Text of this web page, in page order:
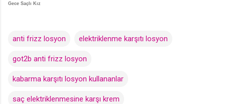
Gece Saçlı Kız
anti frizz losyon elektriklenme karşıtı losyon
got2b anti frizz losyon
kabarma karşıtı losyon kullananlar
saç elektriklenmesine karşı krem